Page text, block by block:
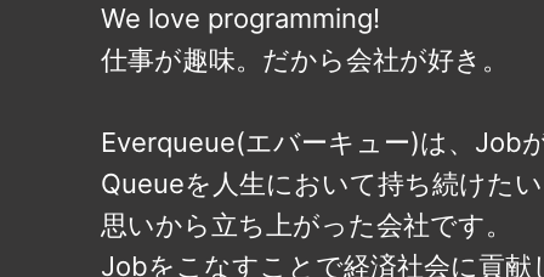
We love programming!
仕事が趣味。だから会社が好き。
Everqueue(エバーキュー)は、Job
Queueを人生において持ち続けた
思いから立ち上がった会社です。
Jobをこなすことで経済社会に貢献